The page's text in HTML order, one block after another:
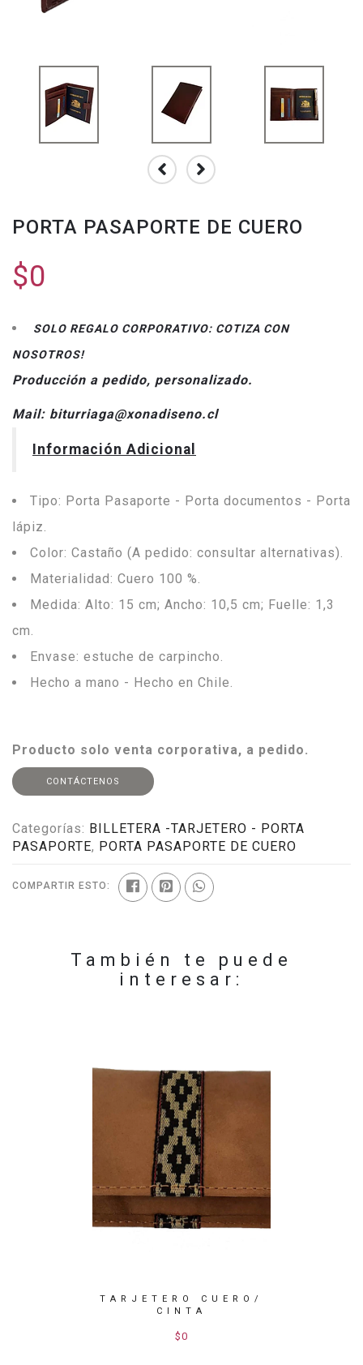
PORTA PASAPORTE DE CUERO
$0
SOLO REGALO CORPORATIVO: COTIZA CON
NOSOTROS!
Producción a pedido, personalizado.
Mail: biturriaga@xonadiseno.cl
Información Adicional
Tipo: Porta Pasaporte - Porta documentos - Porta
lápiz.
Color: Castaño (A pedido: consultar alternativas).
Materialidad: Cuero 100 %.
Medida: Alto: 15 cm; Ancho: 10,5 cm; Fuelle: 1,3
cm.
Envase: estuche de carpincho.
Hecho a mano - Hecho en Chile.
Producto solo venta corporativa, a pedido.
CONTÁCTENOS
Categorías: BILLETERA -TARJETERO - PORTA
PASAPORTE, PORTA PASAPORTE DE CUERO
COMPARTIR ESTO:
También te puede
interesar:
TARJETERO CUERO/
CINTA
$0